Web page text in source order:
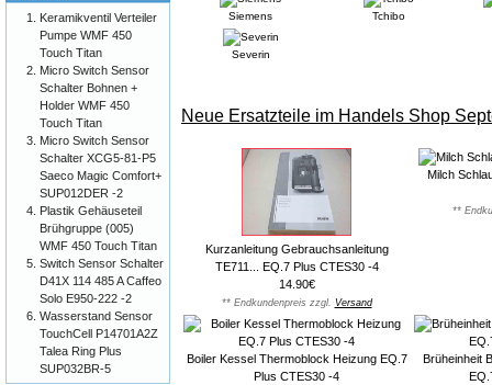
Siemens Tchibo
Severin
Neue Ersatzteile im Handels Shop
Kurzanleitung Gebrauchsanleitung
TE711... EQ.7 Plus CTES30 -4
14.90€
** Endkundenpreis zzgl. Versand
Milch
**
Boiler Kessel Thermoblock Heizung EQ.7
Plus CTES30 -4
Brüheinheit
Keramikventil Verteiler
Pumpe WMF 450
Touch Titan
Micro Switch Sensor
Schalter Bohnen +
Holder WMF 450
Touch Titan
Micro Switch Sensor
Schalter XCG5-81-P5
Saeco Magic Comfort+
SUP012DER -2
Plastik Gehäuseteil
Brühgruppe (005)
WMF 450 Touch Titan
Switch Sensor Schalter
D41X 114 485 A Caffeo
Solo E950-222 -2
Wasserstand Sensor
TouchCell P14701A2Z
Talea Ring Plus
SUP032BR-5